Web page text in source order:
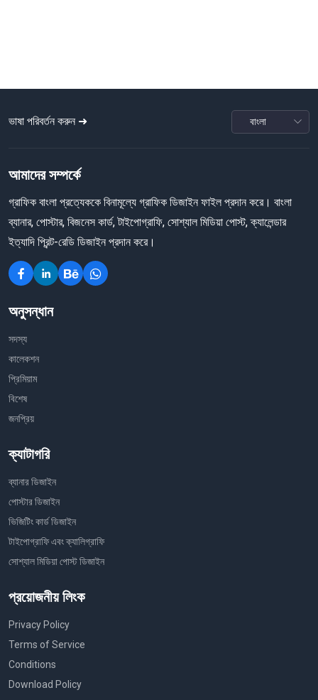
ভাষা পরিবর্তন করুন ➜
আমাদের সম্পর্কে
গ্রাফিক বাংলা প্রত্যেককে বিনামূল্যে গ্রাফিক ডিজাইন ফাইল প্রদান করে। বাংলা
ব্যানার, পোস্টার, বিজনেস কার্ড, টাইপোগ্রাফি, সোশ্যাল মিডিয়া পোস্ট, ক্যালেন্ডার
ইত্যাদি প্রিন্ট-রেডি ডিজাইন প্রদান করে।
অনুসন্ধান
সদস্য
কালেকশন
প্রিমিয়াম
বিশেষ
জনপ্রিয়
ক্যাটাগরি
ব্যানার ডিজাইন
পোস্টার ডিজাইন
ভিজিটিং কার্ড ডিজাইন
টাইপোগ্রাফি এবং ক্যালিগ্রাফি
সোশ্যাল মিডিয়া পোস্ট ডিজাইন
প্রয়োজনীয় লিংক
Privacy Policy
Terms of Service
Conditions
Download Policy